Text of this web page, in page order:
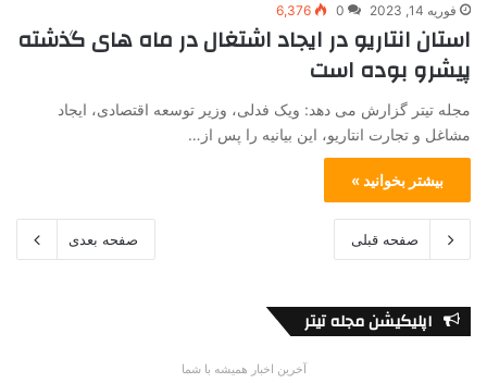
فوریه 14, 2023 0
6,376
استان انتاریو در ایجاد اشتغال در ماه های گذشته
پیشرو بوده است
مجله تیتر گزارش می دهد: ویک فدلی، وزیر توسعه اقتصادی، ایجاد
مشاغل و تجارت انتاریو، این بیانیه را پس از…
بیشتر بخوانید »
صفحه قبلی صفحه بعدی
اپلیکیشن مجله تیتر
آخرین اخبار همیشه با شما